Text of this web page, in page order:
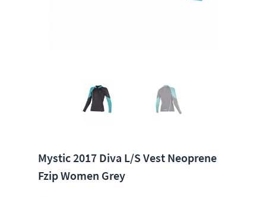
Mystic 2017 Diva L/S Vest Neoprene
Fzip Women Grey